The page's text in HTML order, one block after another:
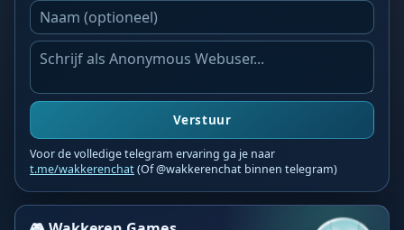
Verstuur
Voor de volledige telegram ervaring ga je naar
t.me/wakkerenchat(Of @wakkerenchat binnen telegram)